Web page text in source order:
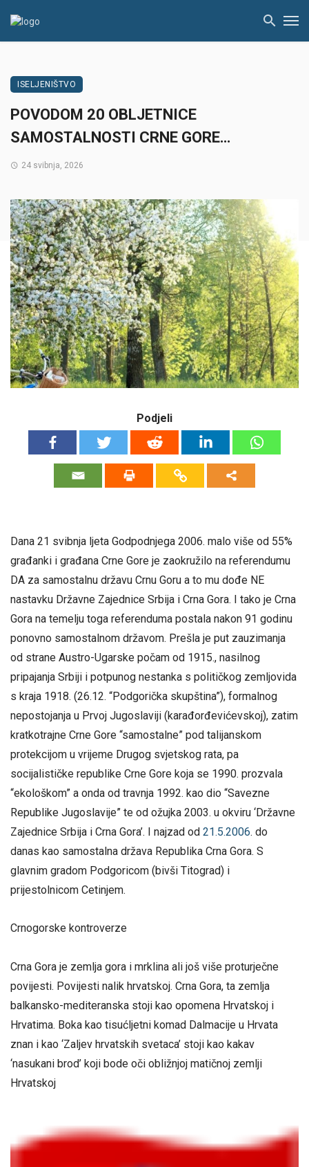
ISELJENIŠTVO
POVODOM 20 OBLJETNICE
SAMOSTALNOSTI CRNE GORE…
24 svibnja, 2026
Podjeli
Dana 21 svibnja ljeta Godpodnjega 2006. malo više od 55%
građanki i građana Crne Gore je zaokružilo na referendumu
DA za samostalnu državu Crnu Goru a to mu dođe NE
nastavku Državne Zajednice Srbija i Crna Gora. I tako je Crna
Gora na temelju toga referenduma postala nakon 91 godinu
ponovno samostalnom državom. Prešla je put zauzimanja
od strane Austro-Ugarske počam od 1915., nasilnog
pripajanja Srbiji i potpunog nestanka s političkog zemljovida
s kraja 1918. (26.12. “Podgorička skupština”), formalnog
nepostojanja u Prvoj Jugoslaviji (karađorđevićevskoj), zatim
kratkotrajne Crne Gore “samostalne” pod talijanskom
protekcijom u vrijeme Drugog svjetskog rata, pa
socijalističke republike Crne Gore koja se 1990. prozvala
“ekološkom” a onda od travnja 1992. kao dio “Savezne
Republike Jugoslavije” te od ožujka 2003. u okviru ‘Državne
Zajednice Srbija i Crna Gora’. I najzad od 21.5.2006. do
danas kao samostalna država Republika Crna Gora. S
glavnim gradom Podgoricom (bivši Titograd) i
prijestolnicom Cetinjem.
Crnogorske kontroverze
Crna Gora je zemlja gora i mrklina ali još više proturječne
povijesti. Povijesti nalik hrvatskoj. Crna Gora, ta zemlja
balkansko-mediteranska stoji kao opomena Hrvatskoj i
Hrvatima. Boka kao tisućljetni komad Dalmacije u Hrvata
znan i kao ‘Zaljev hrvatskih svetaca’ stoji kao kakav
‘nasukani brod’ koji bode oči obližnjoj matičnoj zemlji
Hrvatskoj